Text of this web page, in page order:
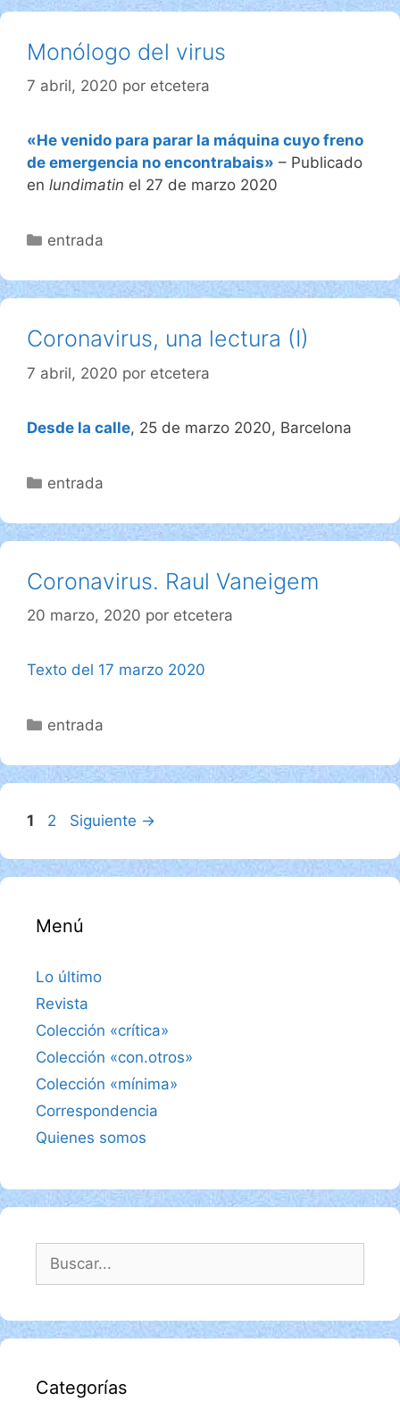
Monólogo del virus
7 abril, 2020 por etcetera
«He venido para parar la máquina cuyo freno
de emergencia no encontrabais» – Publicado
en lundimatin el 27 de marzo 2020
Categorías
entrada
Coronavirus, una lectura (I)
7 abril, 2020 por etcetera
Desde la calle, 25 de marzo 2020, Barcelona
Categorías
entrada
Coronavirus. Raul Vaneigem
20 marzo, 2020 por etcetera
Texto del 17 marzo 2020
Categorías
entrada
Página
1 Página
2 Siguiente →
Menú
Lo último
Revista
Colección «crítica»
Colección «con.otros»
Colección «mínima»
Correspondencia
Quienes somos
Buscar:
Categorías